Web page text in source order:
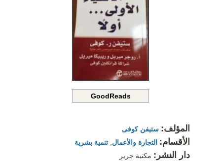
GoodReads
المؤلف: ستيفن كوفى
الأقسام: التجارة والأعمال تنمية بشرية
دار النشر: مكتبة جرير